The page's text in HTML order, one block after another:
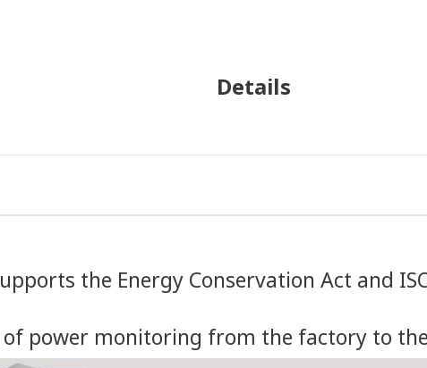
Details
the Energy Conservation Act and
power monitoring from the factory to